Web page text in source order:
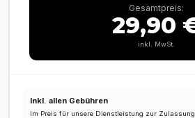
Gesamtpreis:
29,90
inkl. MwSt.
Inkl. allen Gebühren
Im Preis für unsere Dienstleistung zur